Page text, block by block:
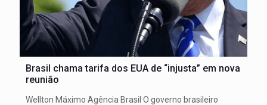
Brasil chama tarifa dos EUA de “injusta” em nova
reunião
Wellton Máximo Agência Brasil O governo brasileiro